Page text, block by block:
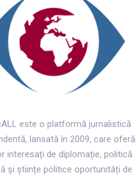
este o platformă jurnalistică
lansată în 2009, care oferă
interesați de diplomație, politică
și științe politice oportunități de